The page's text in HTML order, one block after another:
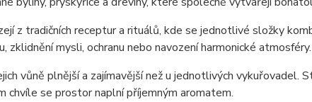
z tradičních receptur a rituálů, kde se jednotlivé složky
zklidnění mysli, ochranu nebo navození harmonické atmosféry.
vůně plnější a zajímavější než u jednotlivých vykuřovadel.
chvíle se prostor naplní příjemným aromatem.